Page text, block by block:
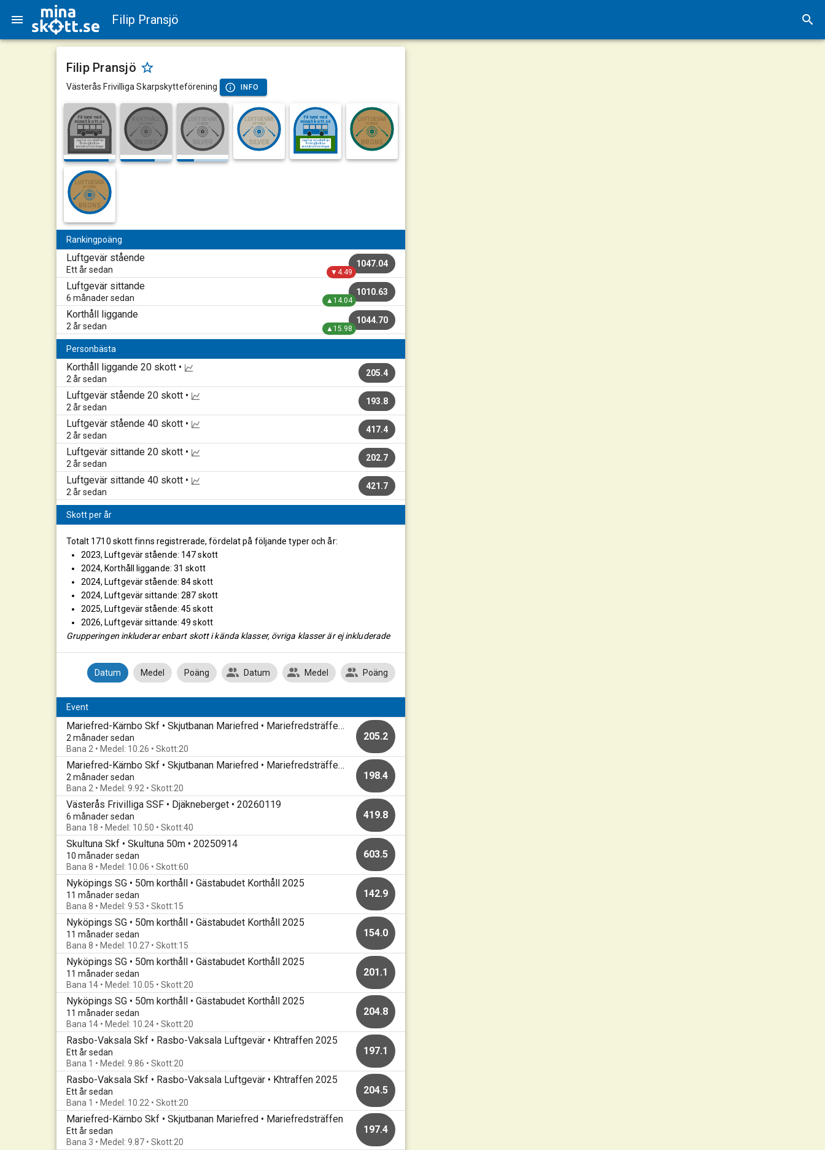
Filip Pransjö
Filip Pransjö
Västerås Frivilliga Skarpskytteförening INFO
minaSkott.se
På turné med
Jag har resultat från
8 minaSkott.se-
anslutna föreningar
LUFTGEVÄR
STÅENDE
SILVER
LUFTGEVÄR
SITTANDE
SILVER
minaSkott.se
På turné med
Jag har resultat från
4 minaSkott.se-
anslutna föreningar
LUFTGEVÄR
STÅENDE
BRONS
LUFTGEVÄR
SITTANDE
BRONS
Rankingpoäng
Luftgevär stående
Ett år sedan
1047.04
▼4.49
Luftgevär sittande
6 månader sedan
1010.63
▲14.04
Korthåll liggande
2 år sedan
1044.70
▲15.98
Personbästa
Korthåll liggande20 skott •
2 år sedan
205.4
Luftgevär stående20 skott •
2 år sedan
193.8
Luftgevär stående40 skott •
2 år sedan
417.4
Luftgevär sittande20 skott •
2 år sedan
202.7
Luftgevär sittande40 skott •
2 år sedan
421.7
Skott per år
Totalt 1710 skott finns registrerade, fördelat på följande typer och år:
2023, Luftgevär stående: 147 skott
2024, Korthåll liggande: 31 skott
2024, Luftgevär stående: 84 skott
2024, Luftgevär sittande: 287 skott
2025, Luftgevär stående: 45 skott
2026, Luftgevär sittande: 49 skott
Grupperingen inkluderar enbart skott i kända klasser, övriga klasser är ej inkluderade
Datum Medel Poäng Datum Medel Poäng
Event
Mariefred-Kärnbo Skf • Skjutbanan Mariefred • Mariefredsträffen 2026
2 månader sedan
Bana 2 • Medel: 10.26 • Skott:20
205.2
Mariefred-Kärnbo Skf • Skjutbanan Mariefred • Mariefredsträffen 2026
2 månader sedan
Bana 2 • Medel: 9.92 • Skott:20
198.4
Västerås Frivilliga SSF • Djäkneberget • 20260119
6 månader sedan
Bana 18 • Medel: 10.50 • Skott:40
419.8
Skultuna Skf • Skultuna 50m • 20250914
10 månader sedan
Bana 8 • Medel: 10.06 • Skott:60
603.5
Nyköpings SG • 50m korthåll • Gästabudet Korthåll 2025
11 månader sedan
Bana 8 • Medel: 9.53 • Skott:15
142.9
Nyköpings SG • 50m korthåll • Gästabudet Korthåll 2025
11 månader sedan
Bana 8 • Medel: 10.27 • Skott:15
154.0
Nyköpings SG • 50m korthåll • Gästabudet Korthåll 2025
11 månader sedan
Bana 14 • Medel: 10.05 • Skott:20
201.1
Nyköpings SG • 50m korthåll • Gästabudet Korthåll 2025
11 månader sedan
Bana 14 • Medel: 10.24 • Skott:20
204.8
Rasbo-Vaksala Skf • Rasbo-Vaksala Luftgevär • Khtraffen 2025
Ett år sedan
Bana 1 • Medel: 9.86 • Skott:20
197.1
Rasbo-Vaksala Skf • Rasbo-Vaksala Luftgevär • Khtraffen 2025
Ett år sedan
Bana 1 • Medel: 10.22 • Skott:20
204.5
Mariefred-Kärnbo Skf • Skjutbanan Mariefred • Mariefredsträffen
Ett år sedan
Bana 3 • Medel: 9.87 • Skott:20
197.4